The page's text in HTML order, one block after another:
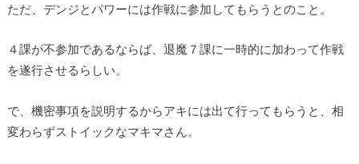
ただ、デンジとパワーには作戦に参加してもらうとのこと。
４課が不参加であるならば、退魔７課に一時的に加わって作戦
を遂行させるらしい。
で、機密事項を説明するからアキには出て行ってもらうと、相
変わらずストイックなマキマさん。